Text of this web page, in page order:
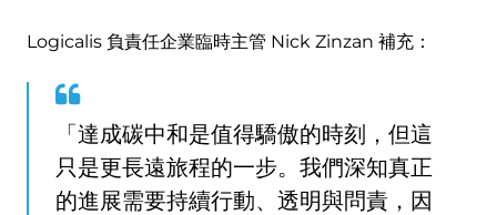
Logicalis 負責任企業臨時主管 Nick Zinzan 補充：
「達成碳中和是值得驕傲的時刻，但這
只是更長遠旅程的一步。我們深知真正
的進展需要持續行動、透明與問責，因